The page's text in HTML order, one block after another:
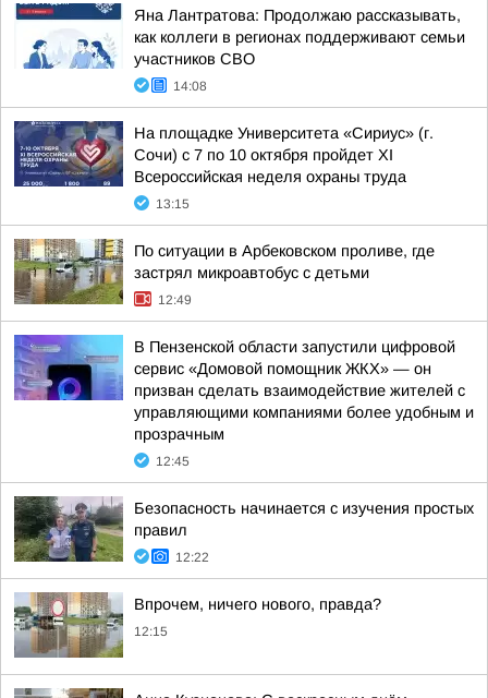
Яна Лантратова: Продолжаю рассказывать,
как коллеги в регионах поддерживают семьи
участников СВО
14:08
На площадке Университета «Сириус» (г.
Сочи) с 7 по 10 октября пройдет XI
Всероссийская неделя охраны труда
13:15
По ситуации в Арбековском проливе, где
застрял микроавтобус с детьми
12:49
В Пензенской области запустили цифровой
сервис «Домовой помощник ЖКХ» — он
призван сделать взаимодействие жителей с
управляющими компаниями более удобным и
прозрачным
12:45
Безопасность начинается с изучения простых
правил
12:22
Впрочем, ничего нового, правда?
12:15